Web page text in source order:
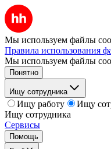
Мы используем файлы
Правила использования
Мы используем файлы
Понятно
Ищу сотрудника
Ищу работу
Ищу
Ищу сотрудника
Сервисы
Помощь